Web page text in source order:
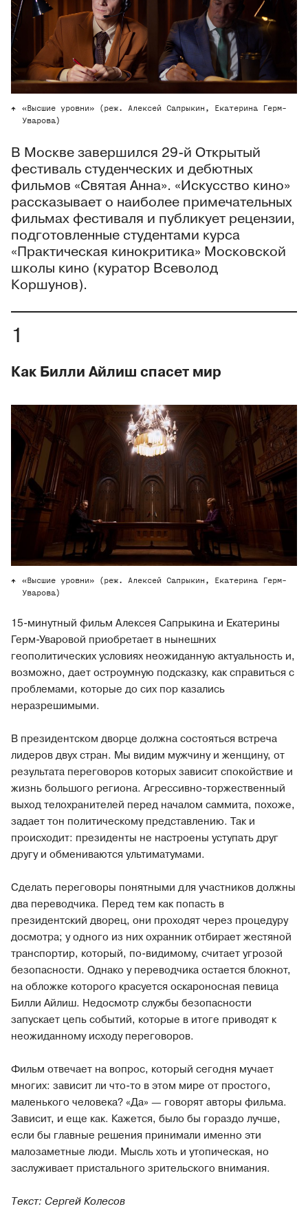
«Высшие уровни» (реж. Алексей Сапрыкин, Екатерина Герм-
Уварова)
В Москве завершился 29-й Открытый
фестиваль студенческих и дебютных
фильмов «Святая Анна». «Искусство кино»
рассказывает о наиболее примечательных
фильмах фестиваля и публикует рецензии,
подготовленные студентами курса
«Практическая кинокритика» Московской
школы кино (куратор Всеволод
Коршунов).
Как Билли Айлиш спасет мир
«Высшие уровни» (реж. Алексей Сапрыкин, Екатерина Герм-
Уварова)
15-минутный фильм Алексея Сапрыкина и Екатерины
Герм-Уваровой приобретает в нынешних
геополитических условиях неожиданную актуальность и,
возможно, дает остроумную подсказку, как справиться с
проблемами, которые до сих пор казались
неразрешимыми.
В президентском дворце должна состояться встреча
лидеров двух стран. Мы видим мужчину и женщину, от
результата переговоров которых зависит спокойствие и
жизнь большого региона. Агрессивно-торжественный
выход телохранителей перед началом саммита, похоже,
задает тон политическому представлению. Так и
происходит: президенты не настроены уступать друг
другу и обмениваются ультиматумами.
Сделать переговоры понятными для участников должны
два переводчика. Перед тем как попасть в
президентский дворец, они проходят через процедуру
досмотра; у одного из них охранник отбирает жестяной
транспортир, который, по-видимому, считает угрозой
безопасности. Однако у переводчика остается блокнот,
на обложке которого красуется оскароносная певица
Билли Айлиш. Недосмотр службы безопасности
запускает цепь событий, которые в итоге приводят к
неожиданному исходу переговоров.
Фильм отвечает на вопрос, который сегодня мучает
многих: зависит ли что-то в этом мире от простого,
маленького человека? «Да» — говорят авторы фильма.
Зависит, и еще как. Кажется, было бы гораздо лучше,
если бы главные решения принимали именно эти
малозаметные люди. Мысль хоть и утопическая, но
заслуживает пристального зрительского внимания.
Текст: Сергей Колесов